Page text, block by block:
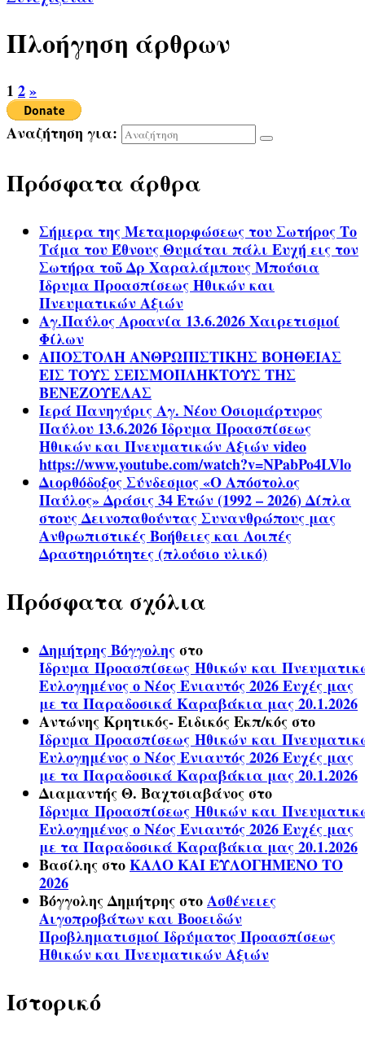
Πλοήγηση άρθρων
1 2»
Αναζήτηση για:
Πρόσφατα άρθρα
Σήμερα της Μεταμορφώσεως του Σωτήρος Το
Τάμα του Έθνους Θυμάται πάλι Ευχή εις τον
Σωτήρα τοῦ Δρ Χαραλάμπους Μπούσια
Ίδρυμα Προασπίσεως Ηθικών και
Πνευματικών Αξιών
Αγ.Παύλος Αροανία 13.6.2026 Χαιρετισμοί
Φίλων
ΑΠΟΣΤΟΛΗ ΑΝΘΡΩΠΙΣΤΙΚΗΣ ΒΟΗΘΕΙΑΣ
ΕΙΣ ΤΟΥΣ ΣΕΙΣΜΟΠΛΗΚΤΟΥΣ ΤΗΣ
ΒΕΝΕΖΟΥΕΛΑΣ
Ιερά Πανηγύρις Αγ. Νέου Οσιομάρτυρος
Παύλου 13.6.2026 Ίδρυμα Προασπίσεως
Ηθικών και Πνευματικών Αξιών video
https://www.youtube.com/watch?v=NPabPo4LVlo
Διορθόδοξος Σύνδεσμος «Ο Απόστολος
Παύλος» Δράσις 34 Ετών (1992 – 2026) Δίπλα
στους Δεινοπαθούντας Συνανθρώπους μας
Ανθρωπιστικές Βοήθειες και Λοιπές
Δραστηριότητες (πλούσιο υλικό)
Πρόσφατα σχόλια
Δημήτρης Βόγγοληςστο
Ίδρυμα Προασπίσεως Ηθικών και
Ευλογημένος ο Νέος Ενιαυτός 2026 Ευχές μας
με τα Παραδοσικά Καραβάκια μας 20.1.2026
Αντώνης Κρητικός- Ειδικός Εκπ/κόςστο
Ίδρυμα Προασπίσεως Ηθικών και
Ευλογημένος ο Νέος Ενιαυτός 2026 Ευχές μας
με τα Παραδοσικά Καραβάκια μας 20.1.2026
Διαμαντής Θ. Βαχτσιαβάνοςστο
Ίδρυμα Προασπίσεως Ηθικών και
Ευλογημένος ο Νέος Ενιαυτός 2026 Ευχές μας
με τα Παραδοσικά Καραβάκια μας 20.1.2026
ΒασίληςστοΚΑΛΟ ΚΑΙ ΕΥΛΟΓΗΜΕΝΟ ΤΟ
2026
Βόγγολης ΔημήτρηςστοΑσθένειες
Αιγοπροβάτων και Βοοειδών
Προβληματισμοί Ιδρύματος Προασπίσεως
Ηθικών και Πνευματικών Αξιών
Ιστορικό